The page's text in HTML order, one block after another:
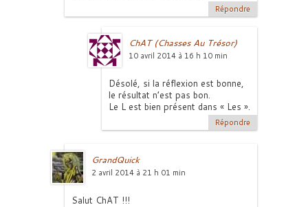
Répondre
ChAT (Chasses Au Trésor)
10 avril 2014 à 16 h 10 min
Désolé, si la réflexion est bonne,
le résultat n’est pas bon.
Le L est bien présent dans « Les ».
Répondre
GrandQuick
2 avril 2014 à 21 h 01 min
Salut ChAT !!!